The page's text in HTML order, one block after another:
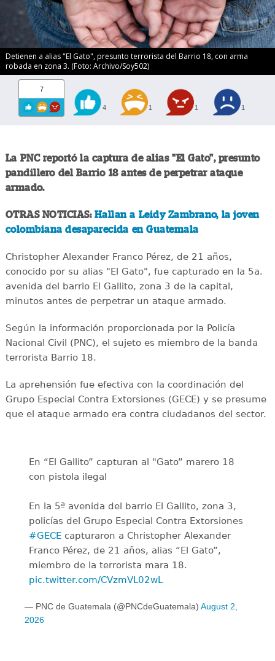
Detienen a alias "El Gato", presunto terrorista del Barrio 18, con arma
robada en zona 3. (Foto: Archivo/Soy502)
7
4 1 1 1
La PNC reportó la captura de alias "El Gato", presunto
pandillero del Barrio 18 antes de perpetrar ataque
armado.
OTRAS NOTICIAS: Hallan a Leidy Zambrano, la joven
colombiana desaparecida en Guatemala
Christopher Alexander Franco Pérez, de 21 años,
conocido por su alias "El Gato", fue capturado en la 5a.
avenida del barrio El Gallito, zona 3 de la capital,
minutos antes de perpetrar un ataque armado.
Según la información proporcionada por la Policía
Nacional Civil (PNC), el sujeto es miembro de la banda
terrorista Barrio 18.
La aprehensión fue efectiva con la coordinación del
Grupo Especial Contra Extorsiones (GECE) y se presume
que el ataque armado era contra ciudadanos del sector.
En “El Gallito” capturan al "Gato” marero 18
con pistola ilegal
En la 5ª avenida del barrio El Gallito, zona 3,
policías del Grupo Especial Contra Extorsiones
#GECE capturaron a Christopher Alexander
Franco Pérez, de 21 años, alias “El Gato”,
miembro de la terrorista mara 18.
pic.twitter.com/CVzmVL02wL
— PNC de Guatemala (@PNCdeGuatemala) August 2,
2026